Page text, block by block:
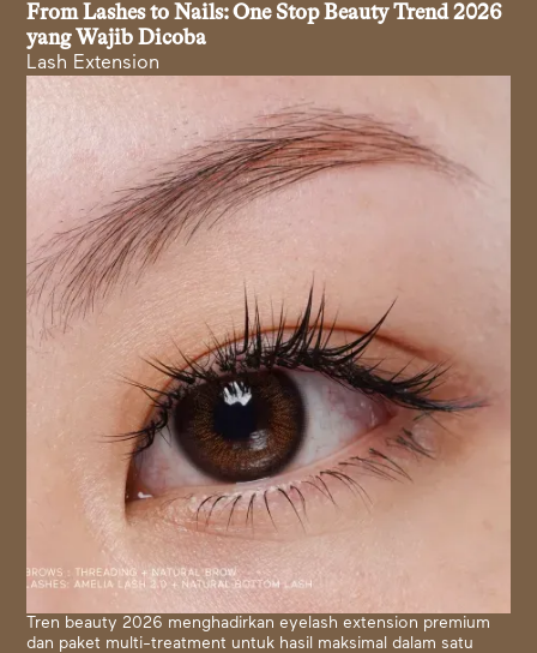
From Lashes to Nails: One Stop Beauty Trend 2026
yang Wajib Dicoba
Lash Extension
Tren beauty 2026 menghadirkan eyelash extension premium
dan paket multi-treatment untuk hasil maksimal dalam satu